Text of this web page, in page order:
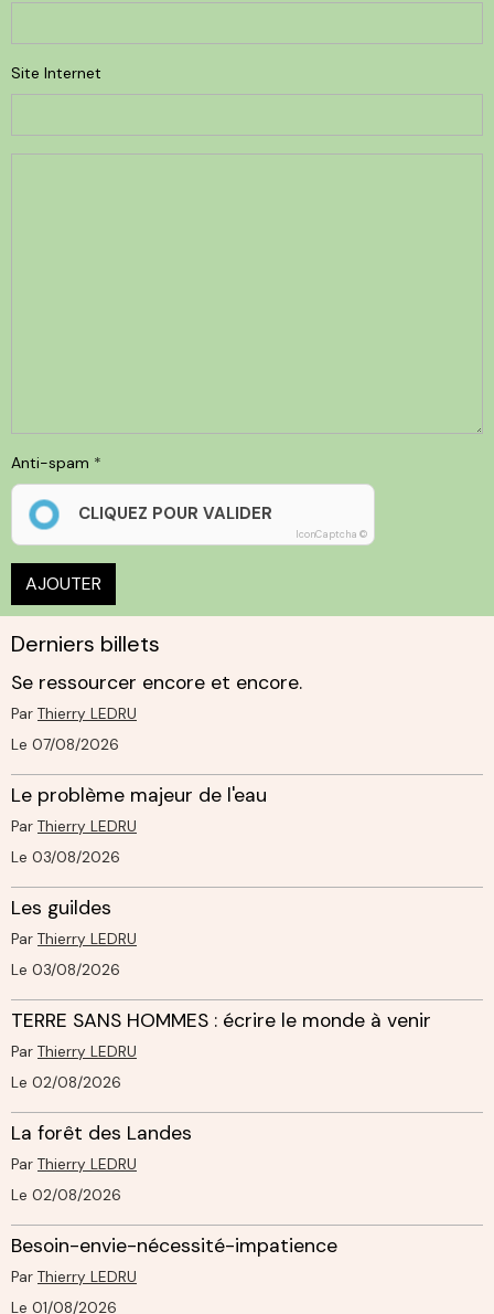
Site Internet
Anti-spam
CLIQUEZ POUR VALIDER
IconCaptcha ©
AJOUTER
Derniers billets
Se ressourcer encore et encore.
Par Thierry LEDRU
Le 07/08/2026
Le problème majeur de l'eau
Par Thierry LEDRU
Le 03/08/2026
Les guildes
Par Thierry LEDRU
Le 03/08/2026
TERRE SANS HOMMES : écrire le monde à venir
Par Thierry LEDRU
Le 02/08/2026
La forêt des Landes
Par Thierry LEDRU
Le 02/08/2026
Besoin-envie-nécessité-impatience
Par Thierry LEDRU
Le 01/08/2026